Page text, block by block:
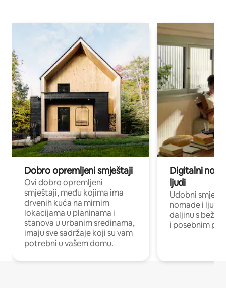
Dobro opremljeni smještaji
Ovi dobro opremljeni
smještaji, među kojima ima
drvenih kuća na mirnim
lokacijama u planinama i
stanova u urbanim sredinama,
imaju sve sadržaje koji su vam
potrebni u vašem domu.
Digitalni
ljudi
Udobni
nomade i ljude
daljinu s
i posebnim